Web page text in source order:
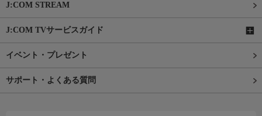
J:COM STREAM
J:COM TVサービスガイド
イベント・プレゼント
サポート・よくある質問